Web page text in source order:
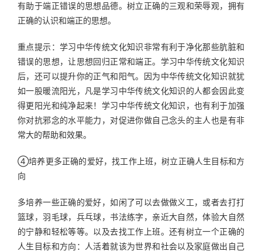
有助于端正错误的思想品德。树立正确的三观和荣辱观，拥有
正确的认识和端正的思想。
重点提示：学习中华传统文化知识非常有利于净化那些肮脏和
错误的思想，让思想回归正常和端正。学习中华传统文化知识
后，还可以提升你的正气和阳气。因为中华传统文化知识就犹
如一股暖流阳光，凡是学习中华传统文化知识的人都会因此变
得更阳光和纯净起来！学习中华传统文化知识，也有利于加强
你对抗邪念的水平能力，对促进你做自己念头的主人也是有非
常大的帮助和效果。
④培养更多正确的爱好，找工作上班，树立正确人生目标和方
向
多培养一些正确的爱好，如闲了可以去做做义工，或者去打打
篮球，羽毛球，兵乓球，书法练字，亲近大自然，体验大自然
的宁静和轻松等等。以及去找工作上班。还有树立一个正确的
人生目标和方向：人活着就该为世界和社会以及家庭做出自己